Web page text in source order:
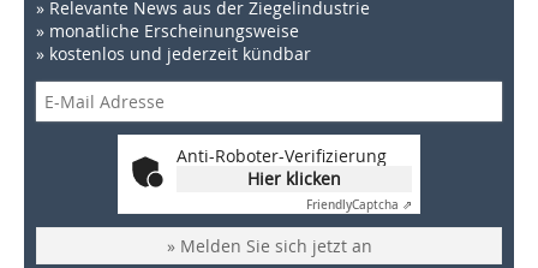
» Relevante News aus der Ziegelindustrie
» monatliche Erscheinungsweise
» kostenlos und jederzeit kündbar
Anti-Roboter-Verifizierung
Hier klicken
FriendlyCaptcha ⇗
» Melden Sie sich jetzt an